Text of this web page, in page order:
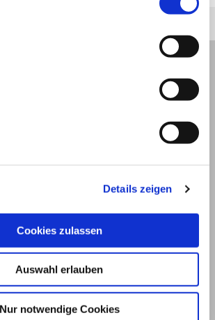
Details zeigen
Cookies zulassen
Auswahl erlauben
Nur notwendige Cookies
und Nutzungsbedingungen
Privatsphäre